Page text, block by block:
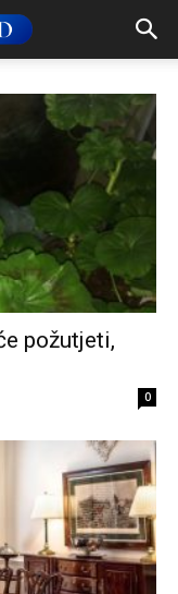
požutjeti,
0